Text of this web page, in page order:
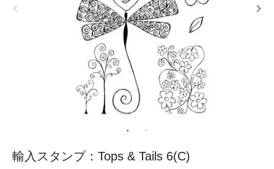
輸入スタンプ：Tops & Tails 6(C)